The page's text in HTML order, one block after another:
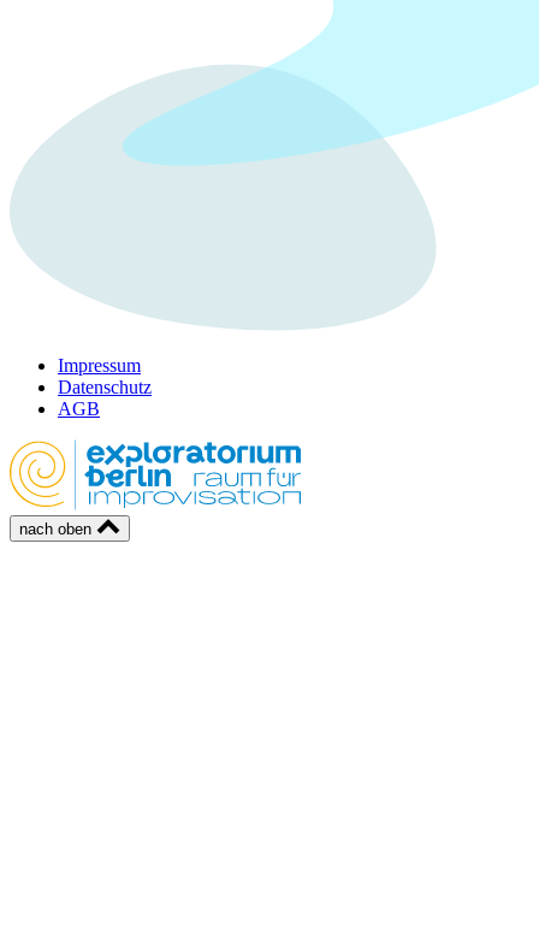
Impressum
Datenschutz
AGB
nach oben